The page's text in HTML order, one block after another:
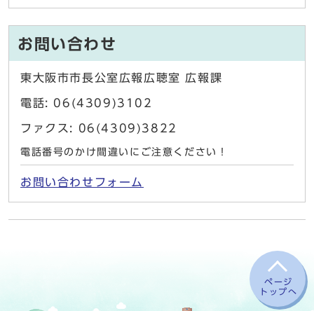
お問い合わせ
東大阪市市長公室広報広聴室 広報課
電話: 06(4309)3102
ファクス: 06(4309)3822
電話番号のかけ間違いにご注意ください！
お問い合わせフォーム
ページ
トップへ